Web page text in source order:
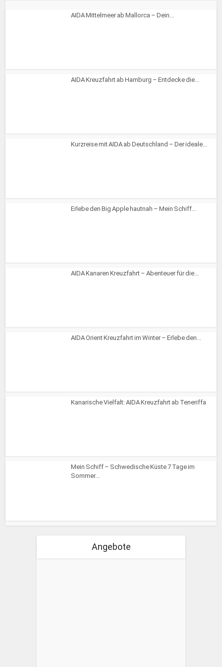
AIDA Mittelmeer ab Mallorca – Dein...
AIDA Kreuzfahrt ab Hamburg – Entdecke die...
Kurzreise mit AIDA ab Deutschland – Der ideale...
Erlebe den Big Apple hautnah – Mein Schiff...
AIDA Kanaren Kreuzfahrt – Abenteuer für die...
AIDA Orient Kreuzfahrt im Winter – Erlebe den...
Kanarische Vielfalt: AIDA Kreuzfahrt ab Teneriffa
Mein Schiff – Schwedische Küste 7 Tage im
Sommer...
Angebote